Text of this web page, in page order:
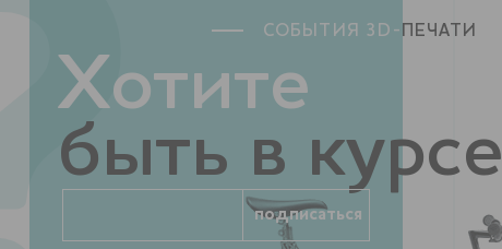
Хотите
быть в курсе
СОБЫТИЯ 3D- ПЕЧАТИ